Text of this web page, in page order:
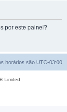
por este painel?
horários são UTC-03:00
Limited